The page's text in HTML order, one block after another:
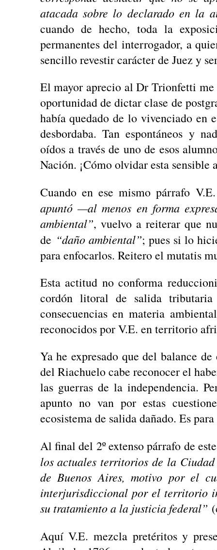
atacada sobre lo declarado en la
cuando de hecho, toda la
permanentes del interrogador, a
sencillo revestir carácter de Juez y
El mayor aprecio al Dr Trionfetti me
oportunidad de dictar clase de
había quedado de lo vivenciado en
desbordaba. Tan espontáneos y
oídos a través de uno de esos
Nación. ¡Cómo olvidar esta
Cuando en ese mismo párrafo
apuntó —al menos en forma
ambiental”, vuelvo a reiterar que
de “daño ambiental”; pues si lo
para enfocarlos. Reitero el mutatis
Esta actitud no conforma
cordón litoral de salida
consecuencias en materia
reconocidos por V.E. en territorio
Ya he expresado que del balance
del Riachuelo cabe reconocer el
las guerras de la independencia.
apunto no van por estas
ecosistema de salida dañado. Es
Al final del 2º extenso párrafo de
los actuales territorios de la
de Buenos Aires, motivo por el
interjurisdiccional por el territorio
su tratamiento a la justicia federal”
Aquí V.E. mezcla pretéritos y